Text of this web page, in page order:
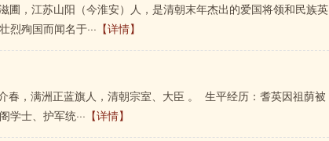
圃，江苏山阳（今淮安）人，是清朝末年杰出的爱国将领和民族英
殉国而闻名于··· 【详情】
春，满洲正蓝旗人，清朝宗室、大臣 。 生平经历：耆英因祖荫被
士、护军统··· 【详情】